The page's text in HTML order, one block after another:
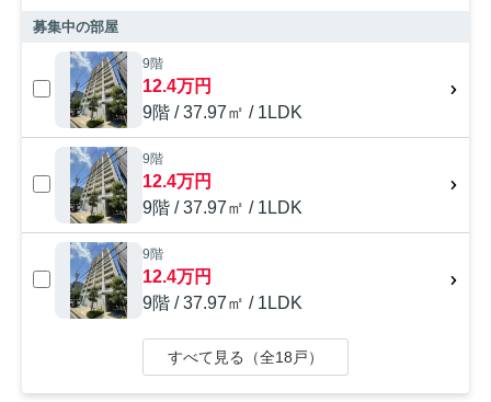
募集中の部屋
9階
12.4万円
9階 / 37.97㎡ / 1LDK
9階
12.4万円
9階 / 37.97㎡ / 1LDK
9階
12.4万円
9階 / 37.97㎡ / 1LDK
すべて見る（全18戸）